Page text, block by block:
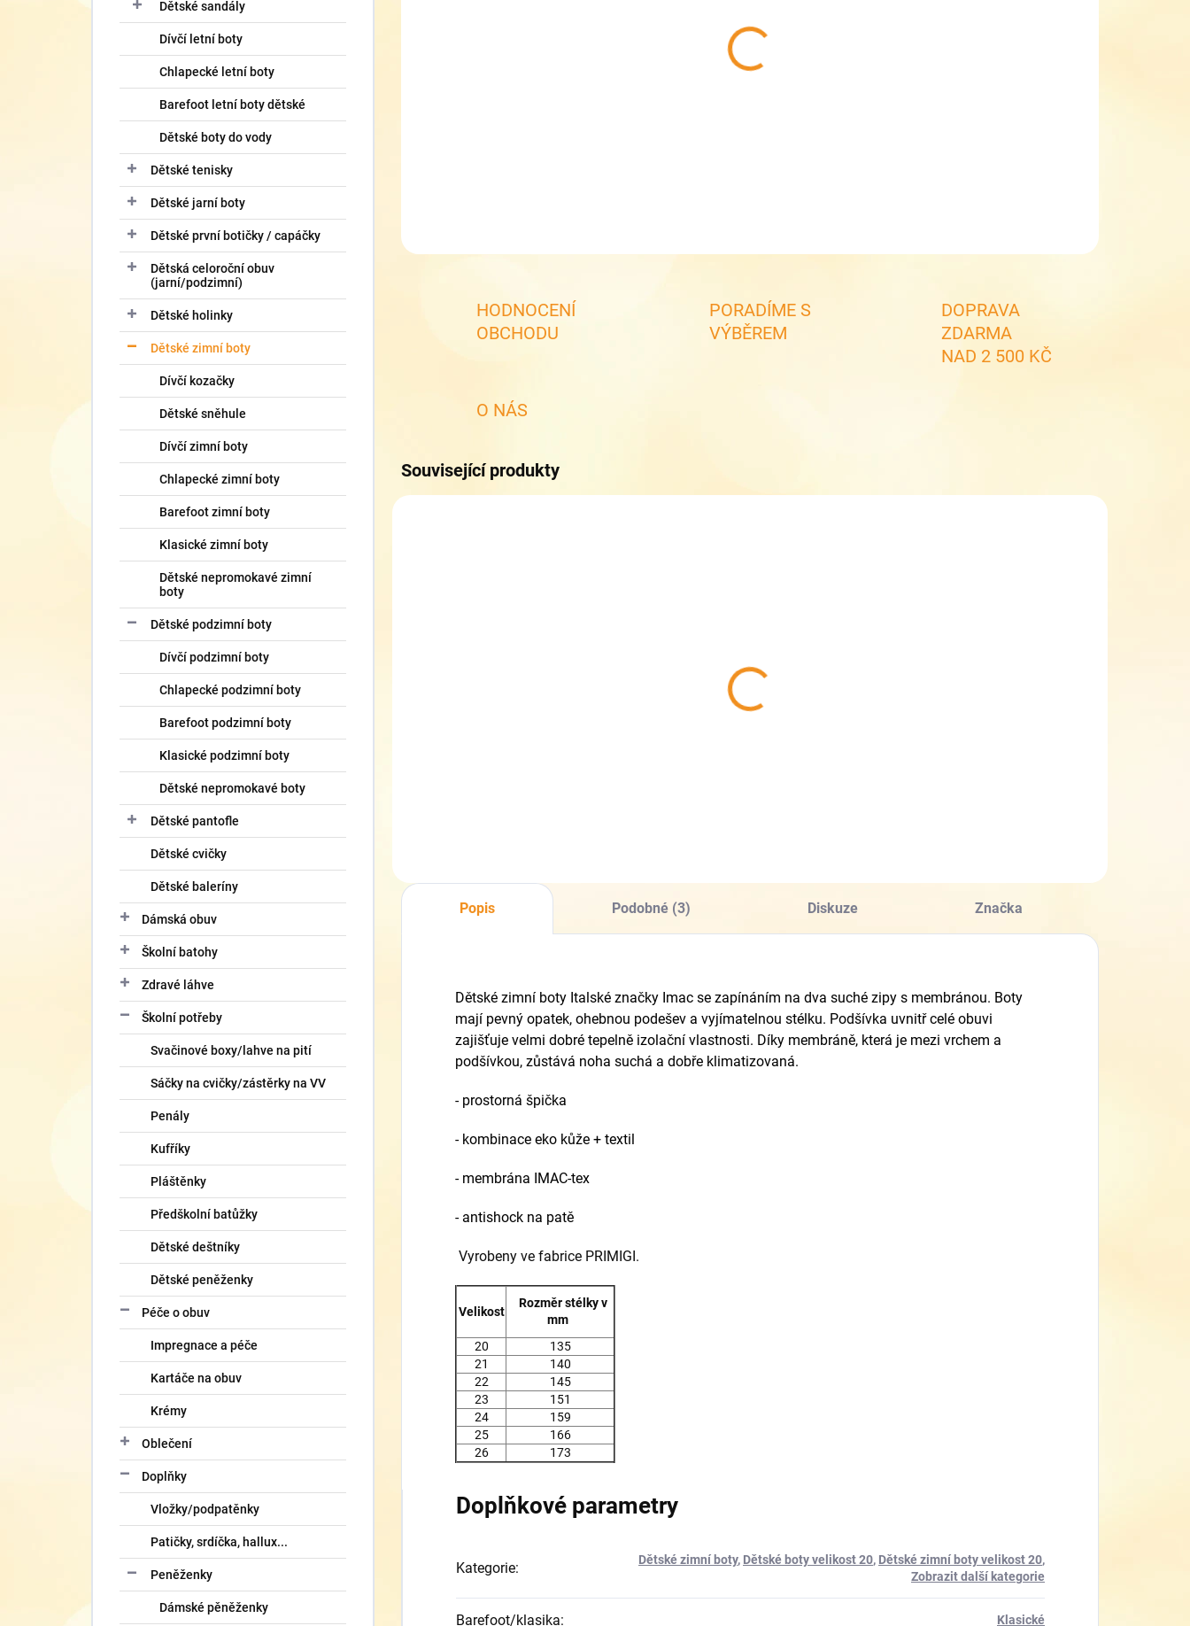
Dětské sandály
Dívčí letní boty
Chlapecké letní boty
Barefoot letní boty dětské
Dětské boty do vody
Dětské tenisky
Dětské jarní boty
Dětské první botičky / capáčky
Dětská celoroční obuv
(jarní/podzimní)
Dětské holinky
Dětské zimní boty
Dívčí kozačky
Dětské sněhule
Dívčí zimní boty
Chlapecké zimní boty
Barefoot zimní boty
Klasické zimní boty
Dětské nepromokavé zimní
boty
Dětské podzimní boty
Dívčí podzimní boty
Chlapecké podzimní boty
Barefoot podzimní boty
Klasické podzimní boty
Dětské nepromokavé boty
Dětské pantofle
Dětské cvičky
Dětské baleríny
Dámská obuv
Školní batohy
Zdravé láhve
Školní potřeby
Svačinové boxy/lahve na pití
Sáčky na cvičky/zástěrky na VV
Penály
Kufříky
Pláštěnky
Předškolní batůžky
Dětské deštníky
Dětské peněženky
Péče o obuv
Impregnace a péče
Kartáče na obuv
Krémy
Oblečení
Doplňky
Vložky/podpatěnky
Patičky, srdíčka, hallux...
Peněženky
Dámské pěněženky
HODNOCENÍ
OBCHODU
PORADÍME S
VÝBĚREM
DOPRAVA
ZDARMA
NAD 2 500 KČ
O NÁS
Související produkty
Popis Podobné (3) Diskuze Značka
Dětské zimní boty Italské značky Imac se zapínáním na dva suché zipy s membránou. Boty
mají pevný opatek, ohebnou podešev a vyjímatelnou stélku. Podšívka uvnitř celé obuvi
zajišťuje velmi dobré tepelně izolační vlastnosti. Díky membráně, která je mezi vrchem a
podšívkou, zůstává noha suchá a dobře klimatizovaná.
- prostorná špička
- kombinace eko kůže + textil
- membrána IMAC-tex
- antishock na patě
Vyrobeny ve fabrice PRIMIGI.
Velikost
Rozměr stélky v
mm
20
135
21
140
22
145
23
151
24
159
25
166
26
173
Doplňkové parametry
Kategorie: Dětské zimní boty, Dětské boty velikost 20, Dětské zimní boty velikost 20,
Zobrazit další kategorie
Barefoot/klasika: Klasické